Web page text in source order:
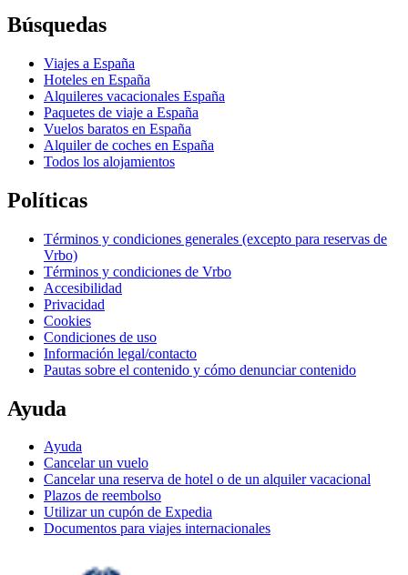
Búsquedas
Viajes a España
Hoteles en España
Alquileres vacacionales España
Paquetes de viaje a España
Vuelos baratos en España
Alquiler de coches en España
Todos los alojamientos
Políticas
Términos y condiciones generales (excepto para reservas de
Vrbo)
Términos y condiciones de Vrbo
Accesibilidad
Privacidad
Cookies
Condiciones de uso
Información legal/contacto
Pautas sobre el contenido y cómo denunciar contenido
Ayuda
Ayuda
Cancelar un vuelo
Cancelar una reserva de hotel o de un alquiler vacacional
Plazos de reembolso
Utilizar un cupón de Expedia
Documentos para viajes internacionales